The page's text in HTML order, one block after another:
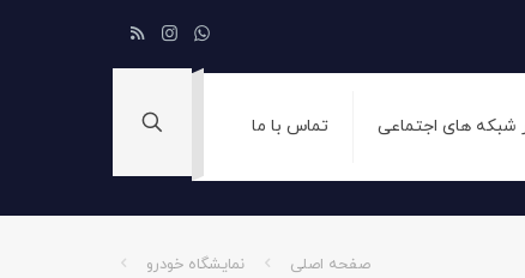
شبکه های اجتماعی تماس با ما
صفحه اصلی
نمایشگاه خودرو